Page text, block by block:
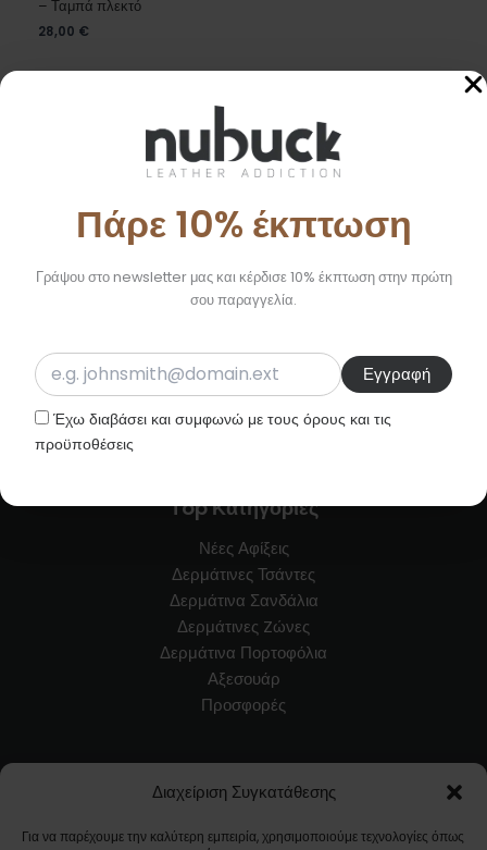
Διαχείριση Συγκατάθεσης
Για να παρέχουμε την καλύτερη εμπειρία, χρησιμοποιούμε τεχνολογίες όπως
Πάρε 10% έκπτωση
Γράψου στο newsletter μας και κέρδισε 10% έκπτωση στην πρώτη
σου παραγγελία.
Έχω διαβάσει και συμφωνώ με τους όρους και τις
προϋποθέσεις
– Ταμπά πλεκτό
28,00 €
Top Κατηγορίες
Νέες Αφίξεις
Δερμάτινες Τσάντες
Δερμάτινα Σανδάλια
Δερμάτινες Zώνες
Δερμάτινα Πορτοφόλια
Αξεσουάρ
Προσφορές
Όροι Χρήσης